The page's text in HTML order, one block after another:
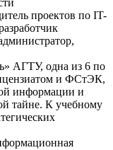
проектов по IT-
АГТУ, одна из 6 по
и ФСтЭК,
информации и
тайне. К учебному